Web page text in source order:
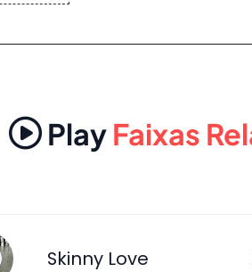
PlayFaixas
Skinny Love